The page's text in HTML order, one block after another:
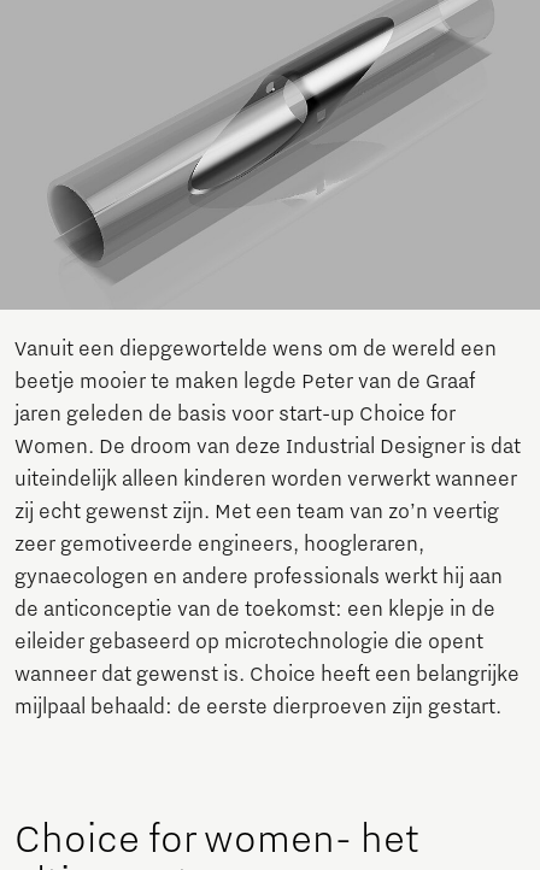
Vanuit een diepgewortelde wens om de wereld een
beetje mooier te maken legde Peter van de Graaf
jaren geleden de basis voor start-up Choice for
Women. De droom van deze Industrial Designer is dat
uiteindelijk alleen kinderen worden verwerkt wanneer
zij echt gewenst zijn. Met een team van zo’n veertig
zeer gemotiveerde engineers, hoogleraren,
gynaecologen en andere professionals werkt hij aan
de anticonceptie van de toekomst: een klepje in de
eileider gebaseerd op microtechnologie die opent
wanneer dat gewenst is. Choice heeft een belangrijke
mijlpaal behaald: de eerste dierproeven zijn gestart.
Choice for women- het